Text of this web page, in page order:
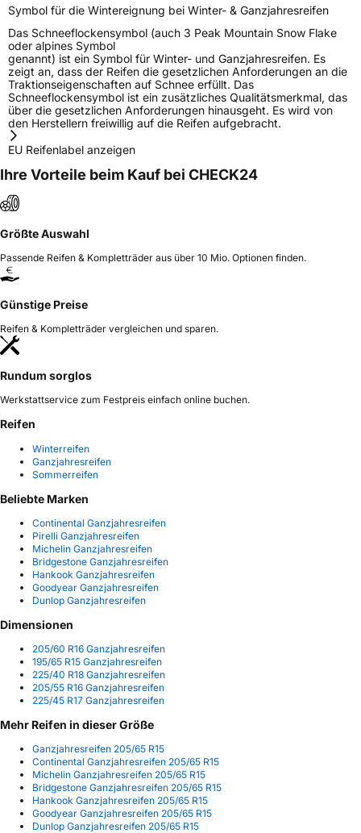
Symbol für die Wintereignung bei Winter- & Ganzjahresreifen
Das Schneeflockensymbol (auch 3 Peak Mountain Snow Flake
oder alpines Symbol
genannt) ist ein Symbol für Winter- und Ganzjahresreifen. Es
zeigt an, dass der Reifen die gesetzlichen Anforderungen an die
Traktionseigenschaften auf Schnee erfüllt. Das
Schneeflockensymbol ist ein zusätzliches Qualitätsmerkmal, das
über die gesetzlichen Anforderungen hinausgeht. Es wird von
den Herstellern freiwillig auf die Reifen aufgebracht.
EU Reifenlabel anzeigen
Ihre Vorteile beim Kauf bei CHECK24
Größte Auswahl
Passende Reifen & Kompletträder aus über 10 Mio. Optionen finden.
Günstige Preise
Reifen & Kompletträder vergleichen und sparen.
Rundum sorglos
Werkstattservice zum Festpreis einfach online buchen.
Reifen
Winterreifen
Ganzjahresreifen
Sommerreifen
Beliebte Marken
Continental Ganzjahresreifen
Pirelli Ganzjahresreifen
Michelin Ganzjahresreifen
Bridgestone Ganzjahresreifen
Hankook Ganzjahresreifen
Goodyear Ganzjahresreifen
Dunlop Ganzjahresreifen
Dimensionen
205/60 R16 Ganzjahresreifen
195/65 R15 Ganzjahresreifen
225/40 R18 Ganzjahresreifen
205/55 R16 Ganzjahresreifen
225/45 R17 Ganzjahresreifen
Mehr Reifen in dieser Größe
Ganzjahresreifen 205/65 R15
Continental Ganzjahresreifen 205/65 R15
Michelin Ganzjahresreifen 205/65 R15
Bridgestone Ganzjahresreifen 205/65 R15
Hankook Ganzjahresreifen 205/65 R15
Goodyear Ganzjahresreifen 205/65 R15
Dunlop Ganzjahresreifen 205/65 R15